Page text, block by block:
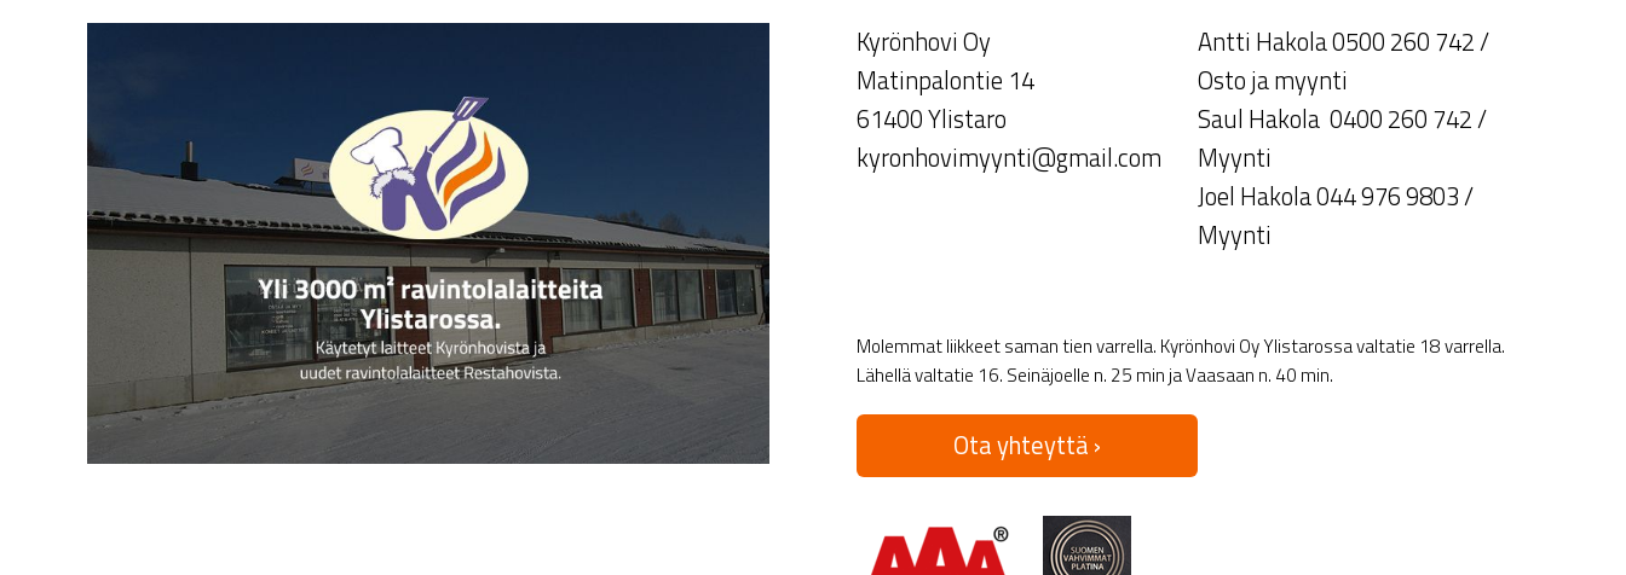
Kyrönhovi Oy
Matinpalontie 14
61400 Ylistaro
kyronhovimyynti@gmail.com
Antti Hakola 0500 260 742 /
Osto ja myynti
Saul Hakola 0400 260 742 /
Myynti
Joel Hakola 044 976 9803 /
Myynti
Molemmat liikkeet saman tien varrella. Kyrönhovi Oy Ylistarossa valtatie 18 varrella.
Lähellä valtatie 16. Seinäjoelle n. 25 min ja Vaasaan n. 40 min.
Ota yhteyttä ›